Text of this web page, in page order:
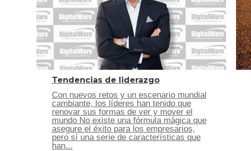
Tendencias de liderazgo
Con nuevos retos y un escenario mundial
cambiante, los líderes han tenido que
renovar sus formas de ver y mover el
mundo No existe una fórmula mágica que
asegure el éxito para los empresarios,
pero sí una serie de características que
han...